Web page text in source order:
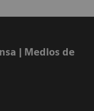
​| Medios de